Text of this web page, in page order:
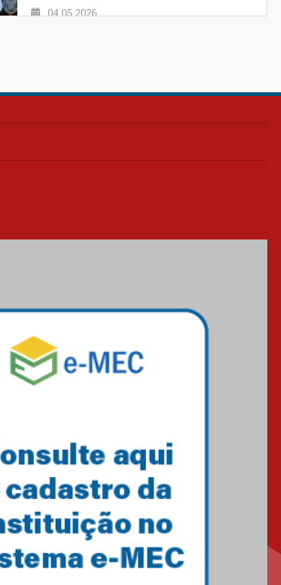
04.05.2026
Confira como foi o culto mensal
Mackenzie mobiliza campanha
solidária para apoiar famílias em
Minas Gerais
Primeiro culto do ano ressalta o
27.02.2026